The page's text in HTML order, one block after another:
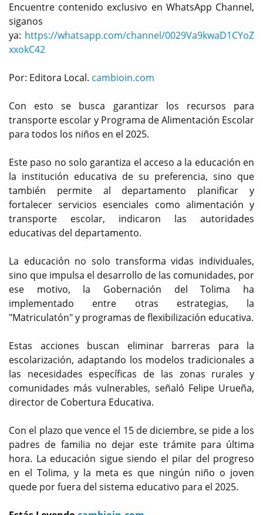
Encuentre contenido exclusivo en WhatsApp Channel,
siganos
ya: https://whatsapp.com/channel/0029Va9kwaD1CYoZ
xxokC42
Por: Editora Local. cambioin.com
Con esto se busca garantizar los recursos para
transporte escolar y Programa de Alimentación Escolar
para todos los niños en el 2025.
Este paso no solo garantiza el acceso a la educación en
la institución educativa de su preferencia, sino que
también permite al departamento planificar y
fortalecer servicios esenciales como alimentación y
transporte escolar, indicaron las autoridades
educativas del departamento.
La educación no solo transforma vidas individuales,
sino que impulsa el desarrollo de las comunidades, por
ese motivo, la Gobernación del Tolima ha
implementado entre otras estrategias, la
"Matriculatón" y programas de flexibilización educativa.
Estas acciones buscan eliminar barreras para la
escolarización, adaptando los modelos tradicionales a
las necesidades específicas de las zonas rurales y
comunidades más vulnerables, señaló Felipe Urueña,
director de Cobertura Educativa.
Con el plazo que vence el 15 de diciembre, se pide a los
padres de familia no dejar este trámite para última
hora. La educación sigue siendo el pilar del progreso
en el Tolima, y la meta es que ningún niño o joven
quede por fuera del sistema educativo para el 2025.